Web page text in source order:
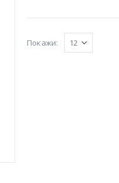
Покажи: